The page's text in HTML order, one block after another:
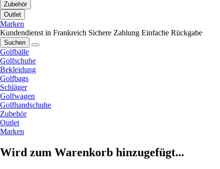
Zubehör
Outlet
Marken
Kundendienst in Frankreich Sichere Zahlung Einfache Rückgabe
Suchen
Golfbälle
Golfschuhe
Bekleidung
Golfbags
Schläger
Golfwagen
Golfhandschuhe
Zubehör
Outlet
Marken
Wird zum Warenkorb hinzugefügt...